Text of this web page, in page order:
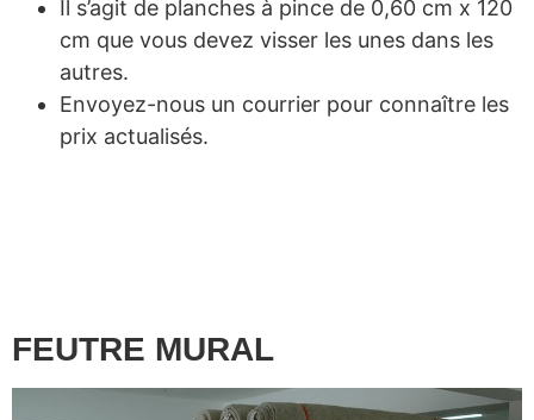
Il s’agit de planches à pince de 0,60 cm x 120
cm que vous devez visser les unes dans les
autres.
Envoyez-nous un courrier pour connaître les
prix actualisés.
FEUTRE MURAL